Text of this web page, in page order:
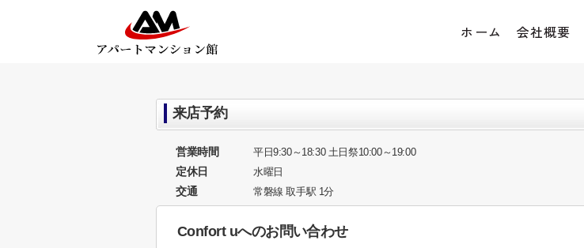
ホーム 会社概要
来店予約
営業時間 平日9:30～18:30 土日祭10:00～19:00
定休日 水曜日
交通 常磐線 取手駅 1分
Confort uへのお問い合わせ